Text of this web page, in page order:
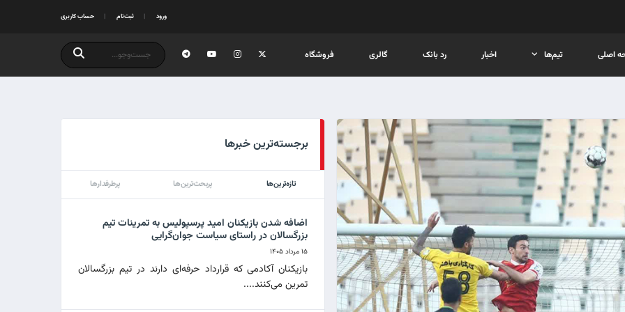
ورود ثبت‌نام حساب کاربری
اصلی تیم‌ها اخبار رد بانک گالری فروشگاه
برجسته‌ترین خبرها
تازه‌ترین‌ها پربحث‌ترین‌ها پرطرفدارها
اضافه شدن بازیکنان امید پرسپولیس به تمرینات تیم
بزرگسالان در راستای سیاست جوان‌گرایی
۱۵ مرداد ۱۴۰۵
بازیکنان آکادمی که قرارداد حرفه‌ای دارند در تیم بزرگسالان
تمرین می‌کنند....